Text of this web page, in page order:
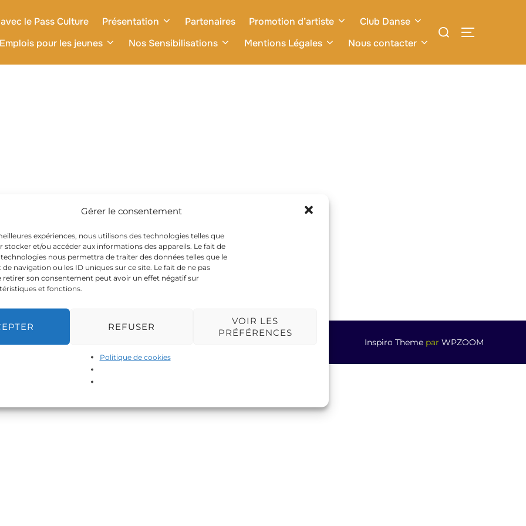
Gérer le consentement
expériences, nous utilisons des technologies telles que
stocker et/ou accéder aux informations des appareils. Le fait de
nous permettra de traiter des données telles que le
navigation ou les ID uniques sur ce site. Le fait de ne pas
retirer son consentement peut avoir un effet négatif sur
et fonctions.
REFUSER
VOIR LES
PRÉFÉRENCES
Politique de cookies
le Pass Culture Présentation Partenaires Promotion d’artiste
Club Danse
pour les jeunes
Nos Sensibilisations Mentions Légales Nous contacter
Inspiro Theme par WPZOOM